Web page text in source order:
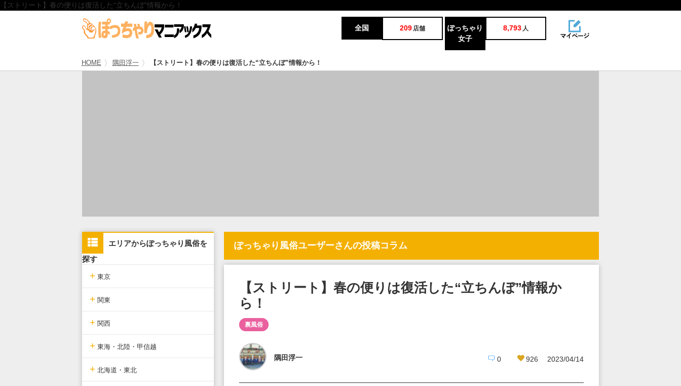
【ストリート】春の便りは復活した“立ちんぼ”情報から！
全国 209 店舗
ぽっちゃり
女子
8,793 人
HOME 隅田浮一 【ストリート】春の便りは復活した“立ちんぼ”情報から！
エリアからぽっちゃり風俗を
探す
+ 東京
東京版TOP
東京全域
新宿・歌舞伎町・新大久保・高
+ 関東
関東版TOP
関東全域
埼玉県
+ 関西
関西版TOP
関西全域
+ 東海・北陸・甲信越
東海・北陸・甲信越版TOP
+ 北海道・東北
ぽっちゃり風俗ユーザーさんの投稿コラム
【ストリート】春の便りは復活した“立ちんぼ”情報か
ら！
裏風俗
隅田浮一 0 926 2023/04/14